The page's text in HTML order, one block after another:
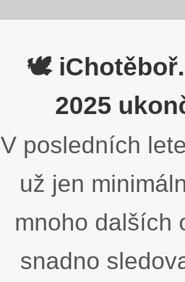
🕊️
2025
V posledních
už jen
mnoho dalších
snadno